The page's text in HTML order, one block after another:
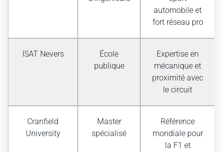
automobile et
fort réseau pro
ISAT Nevers
École
publique
Expertise en
mécanique et
proximité avec
le circuit
Cranfield
University
Master
spécialisé
Référence
mondiale pour
la F1 et